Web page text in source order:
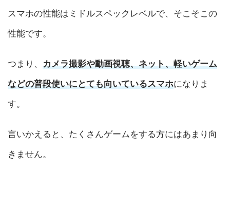
スマホの性能はミドルスペックレベルで、そこそこの
性能です。
つまり、 カメラ撮影や動画視聴、ネット、軽いゲーム
などの普段使いにとても向いているスマホになりま
す。
言いかえると、たくさんゲームをする方にはあまり向
きません。